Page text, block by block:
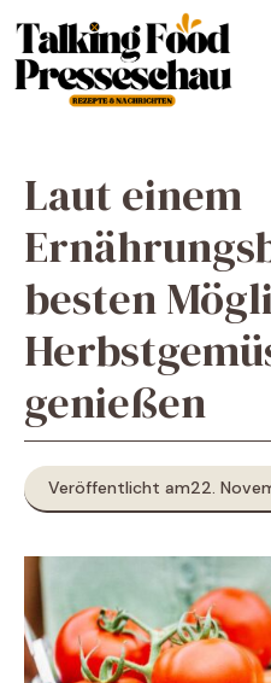
Inhalt
springen
Laut einem
besten
genießen
Veröffentlicht am22.